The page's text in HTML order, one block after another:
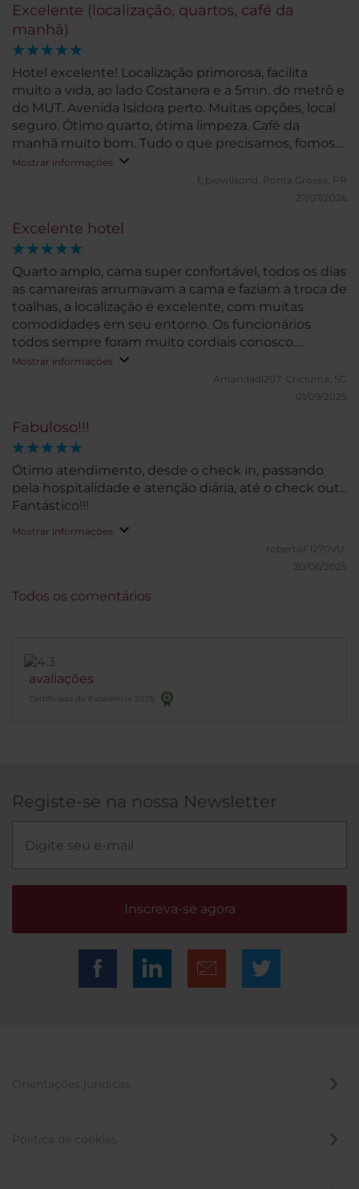
Excelente (localização, quartos, café da
manhã)
Hotel excelente! Localização primorosa, facilita
muito a vida, ao lado Costanera e a 5min. do metrô e
do MUT. Avenida Isidora perto. Muitas opções, local
seguro. Ótimo quarto, ótima limpeza. Café da
manhã muito bom. Tudo o que precisamos, fomos
rapidamente atendidos! Retornamos para casa sem
Mostrar informações
f_biowilsond.
Ponta Grossa, PR
27/07/2026
Excelente hotel
Quarto amplo, cama super confortável, todos os dias
as camareiras arrumavam a cama e faziam a troca de
toalhas, a localização é excelente, com muitas
comodidades em seu entorno. Os funcionários
todos sempre foram muito cordiais conosco.
Internet excelente, café da manhã delicioso, e se
você vai sair cedo para os passeios de neve, eles
disponibilizam algumas frutas, iogurte, suco, café e
7h. Tivemos uma ótima experiência no hotel e eu
voltaria com certeza a me hospedar.
Mostrar informações
Amandadl207. Criciúma, SC
01/09/2025
Fabuloso!!!
Ótimo atendimento, desde o check in, passando
pela hospitalidade e atenção diária, até o check out...
Fantástico!!!
Mostrar informações
robertoF1270VU.
20/06/2025
avaliações
Certificado de Excelência 2025
Todos os comentários
Registe-se na nossa Newsletter
Inscreva-se agora
Orientações jurídicas
Política de cookies